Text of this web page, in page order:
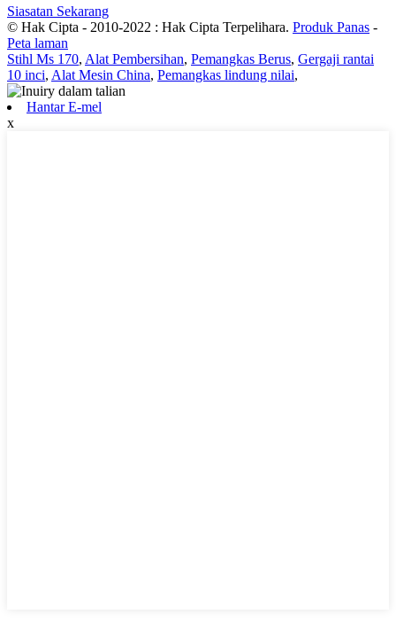
Siasatan Sekarang
© Hak Cipta - 2010-2022 : Hak Cipta Terpelihara. Produk Panas -
Peta laman
Stihl Ms 170, Alat Pembersihan, Pemangkas Berus, Gergaji rantai
10 inci, Alat Mesin China, Pemangkas lindung nilai,
Hantar E-mel
x